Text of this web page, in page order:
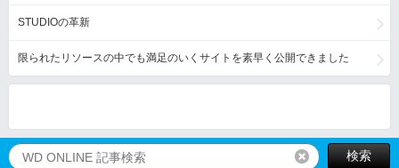
STUDIOの革新
限られたリソースの中でも満足のいくサイトを素早く公開できました
リセット検索